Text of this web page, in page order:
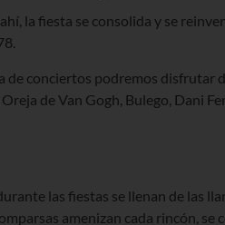
la fiesta se consolida y se
de conciertos podremos
de Van Gogh, Bulego, Dani
las fiestas se llenan de las
amenizan cada rincón,